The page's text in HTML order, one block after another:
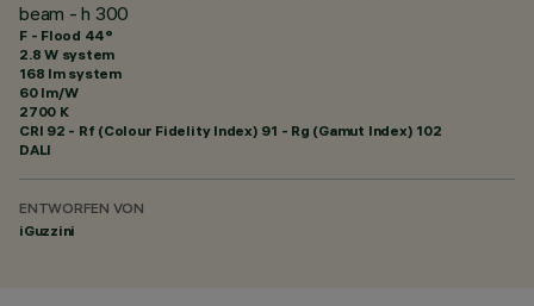
beam - h 300
F - Flood 44°
2.8 W system
168 lm system
60 lm/W
2700 K
CRI 92 - Rf (Colour Fidelity Index) 91 - Rg (Gamut Index) 102
DALI
ENTWORFEN VON
iGuzzini